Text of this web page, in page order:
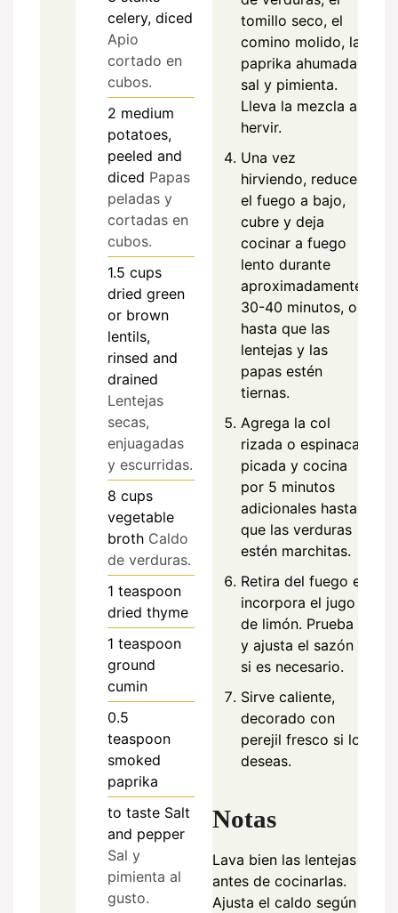
celery, diced
Apio
cortado en
cubos.
2 medium
potatoes,
peeled and
diced Papas
peladas y
cortadas en
cubos.
1.5 cups
dried green
or brown
lentils,
rinsed and
drained
Lentejas
secas,
enjuagadas
y escurridas.
8 cups
vegetable
broth Caldo
de verduras.
1 teaspoon
dried thyme
1 teaspoon
ground
cumin
0.5
teaspoon
smoked
paprika
to taste Salt
and pepper
Sal y
pimienta al
gusto.
tomillo seco, el
comino molido, la
paprika ahumada,
sal y pimienta.
Lleva la mezcla a
hervir.
Una vez
hirviendo, reduce
el fuego a bajo,
cubre y deja
cocinar a fuego
lento durante
aproximadamente
30-40 minutos, o
hasta que las
lentejas y las
papas estén
tiernas.
Agrega la col
rizada o espinaca
picada y cocina
por 5 minutos
adicionales hasta
que las verduras
estén marchitas.
Retira del fuego e
incorpora el jugo
de limón. Prueba
y ajusta el sazón
si es necesario.
Sirve caliente,
decorado con
perejil fresco si lo
deseas.
Notas
Lava bien las lentejas
antes de cocinarlas.
Ajusta el caldo según